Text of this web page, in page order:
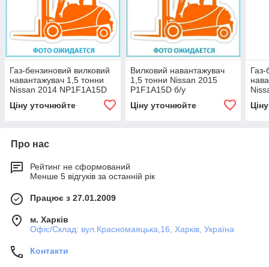
Газ-бензиновий вилковий
навантажувач 1,5 тонни
Nissan 2014 NP1F1A15D
Ціну уточнюйте
Вилковий навантажувач
1,5 тонни Nissan 2015
P1F1A15D б/у
Ціну уточнюйте
Газ-
Про нас
Рейтинг не сформований
Менше 5 відгуків за останній рік
Працює з 27.01.2009
м. Харків
Офіс/Склад: вул.Красномаяцька,16, Харків, Україна
Контакти